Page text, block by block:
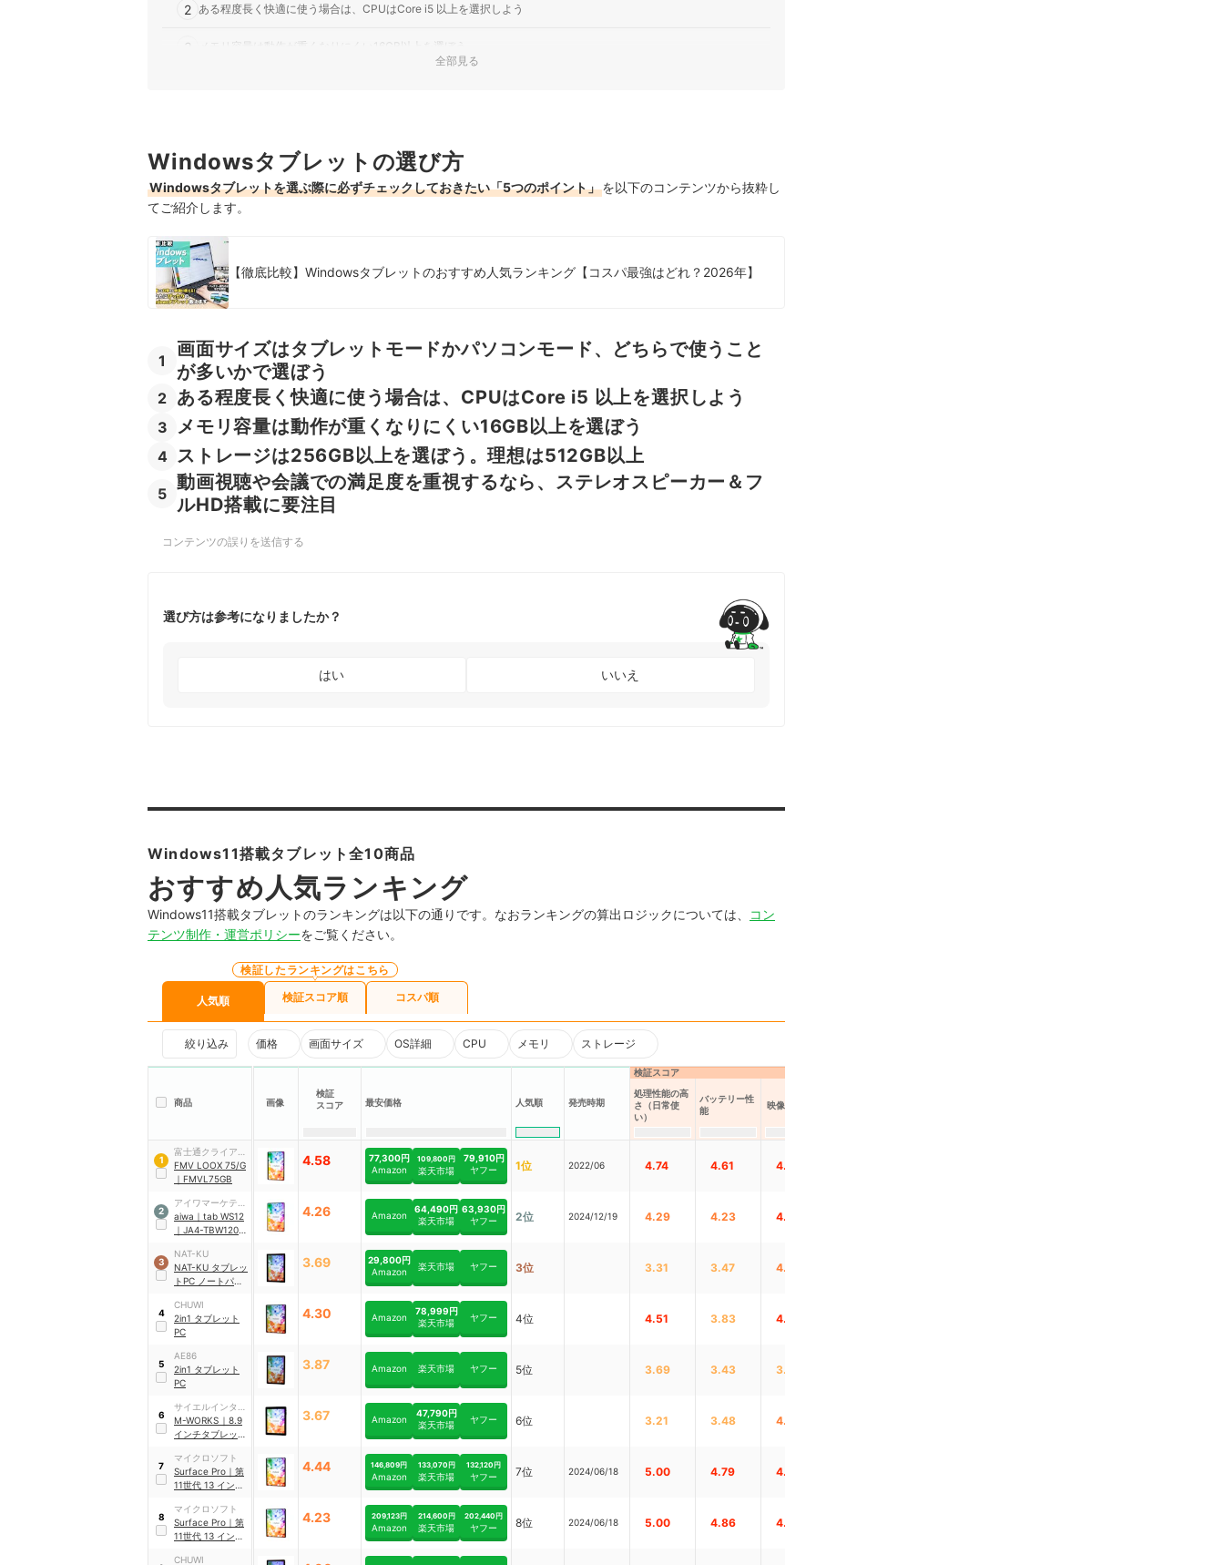
2 ある程度長く快適に使う場合は、CPUはCore i5 以上を選択しよう
3 メモリ容量は動作が重くなりにくい16GB以上を選ぼう
Windows11搭載タブレット全10商品おすすめ人気ランキング
売れ筋の人気Windows11搭載タブレット全10商品を徹底比較！
全部見る
Windowsタブレットの選び方
Windowsタブレットを選ぶ際に必ずチェックしておきたい「5つのポイント」を以下のコンテンツから抜粋し
てご紹介します。
【徹底比較】Windowsタブレットのおすすめ人気ランキング【コスパ最強はどれ？2026年】
1
画面サイズはタブレットモードかパソコンモード、どちらで使うこと
が多いかで選ぼう
2 ある程度長く快適に使う場合は、CPUはCore i5 以上を選択しよう
3 メモリ容量は動作が重くなりにくい16GB以上を選ぼう
4 ストレージは256GB以上を選ぼう。理想は512GB以上
5
動画視聴や会議での満足度を重視するなら、ステレオスピーカー＆フ
ルHD搭載に要注目
コンテンツの誤りを送信する
選び方は参考になりましたか？
はい いいえ
Windows11搭載タブレット全10商品
おすすめ人気ランキング
Windows11搭載タブレットのランキングは以下の通りです。なおランキングの算出ロジックについては、
コン
テンツ制作・運営ポリシーをご覧ください。
人気順
検証したランキングはこちら
検証スコア順 コスパ順
絞り込み 価格 画面サイズ OS詳細 CPU メモリ ストレージ
商品 画像
検証
スコア
最安価格 人気順 発売時期
検証スコア
処理性能の高
さ（日常使
い）
バッテリー性
能
映像の美しさ
1
富士通クライアン
トコンピューティ
ング
FMV LOOX 75/G
｜ FMVL75GB
4.58
77,300円
Amazon
109,800円
楽天市場
79,910円
ヤフー
1位 2022/06 4.74 4.61 4.93
2
アイワマーケティ
ングジャパン
aiwa ｜ tab WS12
｜ JA4-TBW1201-
4.26 Amazon
64,490円
楽天市場
63,930円
ヤフー
2位 2024/12/19 4.29 4.23 4.77
3
NAT-KU
NAT-KU タブレッ
トPC ノートパソ
3.69
29,800円
Amazon
楽天市場 ヤフー 3位 3.31 3.47 4.19
4
CHUWI
2in1 タブレット
PC
4.30 Amazon
78,999円
楽天市場
ヤフー 4位 4.51 3.83 4.81
5
AE86
2in1 タブレット
PC
3.87 Amazon 楽天市場 ヤフー 5位 3.69 3.43 3.85
6
サイエルインター
ナショナル
M-WORKS ｜ 8.9
インチタブレット
MW-WPC04
3.67 Amazon
47,790円
楽天市場
ヤフー 6位 3.21 3.48 4.08
7
マイクロソフト
Surface Pro ｜ 第
11世代 13 インチ
Plus） ｜ EP2-
19223
4.44 146,809円
Amazon
133,070円
楽天市場
132,120円
ヤフー 7位 2024/06/18 5.00 4.79 4.69
8
マイクロソフト
Surface Pro ｜ 第
11世代 13 インチ
4.23 209,123円
Amazon
214,600円
楽天市場
202,440円
ヤフー 8位 2024/06/18 5.00 4.86 4.58
CHUWI